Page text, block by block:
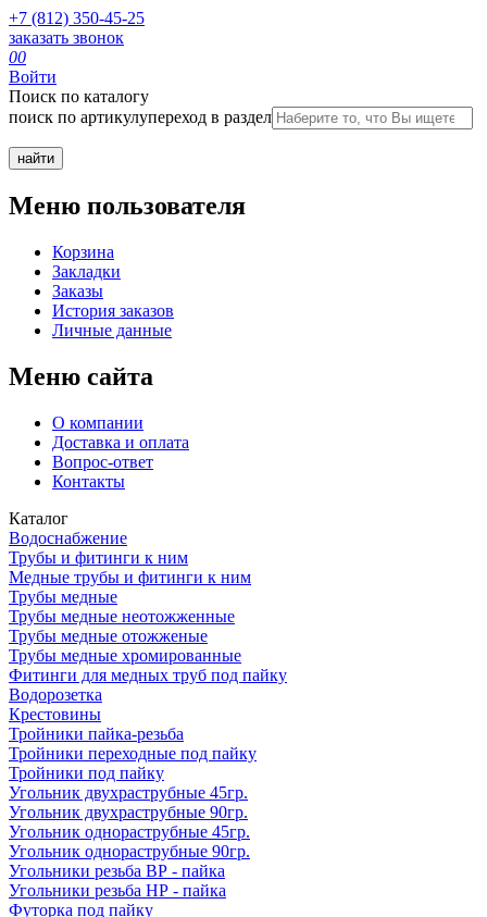
+7 (812) 350-45-25
заказать звонок
00
Войти
Поиск по каталогу
поиск по артикулупереход в раздел
Меню пользователя
Корзина
Закладки
Заказы
История заказов
Личные данные
Меню сайта
О компании
Доставка и оплата
Вопрос-ответ
Контакты
Каталог
Водоснабжение
Трубы и фитинги к ним
Медные трубы и фитинги к ним
Трубы медные
Трубы медные неотожженные
Трубы медные отожженые
Трубы медные хромированные
Фитинги для медных труб под пайку
Водорозетка
Крестовины
Тройники пайка-резьба
Тройники переходные под пайку
Тройники под пайку
Угольник двухраструбные 45гр.
Угольник двухраструбные 90гр.
Угольник однораструбные 45гр.
Угольник однораструбные 90гр.
Угольники резьба ВР - пайка
Угольники резьба НР - пайка
Футорка под пайку